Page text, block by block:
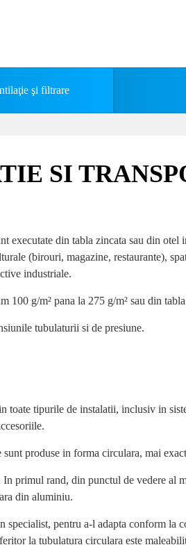
şi filtrare
SI
executate din tabla zincata sau din
(birouri, magazine, restaurante),
industriale.
100 g/m² pana la 275 g/m² sau din
tubulaturii si de presiune.
toate tipurile de instalatii, inclusiv in
produse in forma circulara, mai
primul rand, din punctul de vedere al
din aluminiu.
pentru a-l adapta conform
la tubulatura circulara este